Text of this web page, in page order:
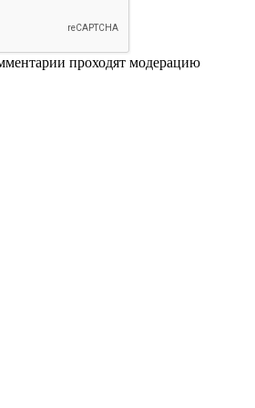
проходят модерацию